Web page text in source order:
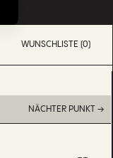
WUNSCHLISTE (0)
NÄCHTER PUNKT →